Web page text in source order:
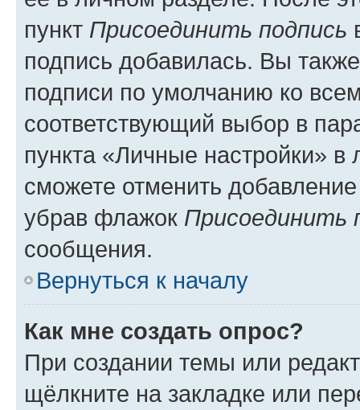
пункт Присоединить подпись
подпись добавилась. Вы
подписи по умолчанию ко
соответствующий выбор в
пункта «Личные настройки»
сможете отменить
убрав флажок Присоединить
сообщения.
Вернуться к началу
Как мне создать опрос?
При создании темы или
щёлкните на закладке или